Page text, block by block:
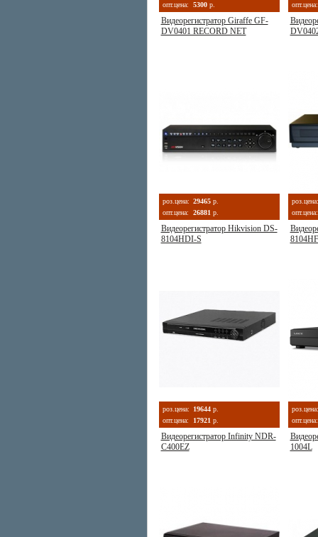
опт.цена:
5300 р.
Видеорегистратор Giraffe GF-
DV0401 RECORD NET
опт.цена:
роз.цена: 29465 р.
опт.цена:
26881 р.
Видеорегистратор Hikvision DS-
8104HDI-S
роз.цена:
опт.цена:
роз.цена: 19644 р.
опт.цена:
17921 р.
Видеорегистратор Infinity NDR-
C400EZ
роз.цена:
опт.цена:
1004L